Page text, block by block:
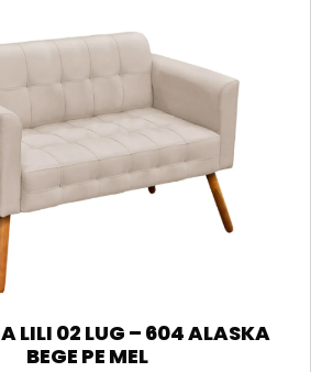
LILI 02 LUG – 604 ALASKA
BEGE PE MEL